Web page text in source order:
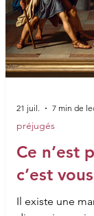
Ce n’est
c’est vous
Il existe une
préjugés
21 juil. 7 min de